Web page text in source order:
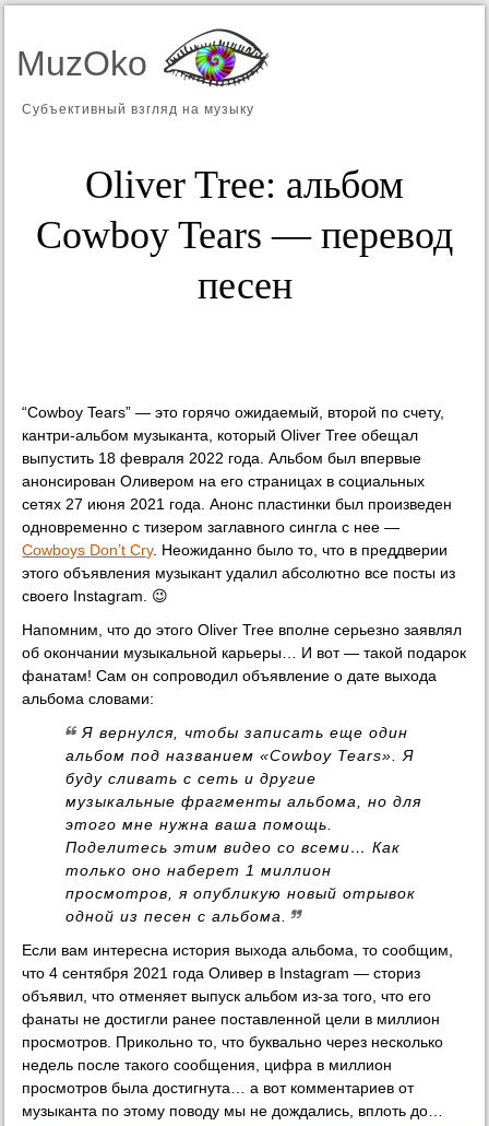
MuzOko
Субъективный взгляд на музыку
Oliver Tree: альбом
Cowboy Tears — перевод
песен
“Cowboy Tears” — это горячо ожидаемый, второй по счету,
кантри-альбом музыканта, который Oliver Tree обещал
выпустить 18 февраля 2022 года. Альбом был впервые
анонсирован Оливером на его страницах в социальных
сетях 27 июня 2021 года. Анонс пластинки был произведен
одновременно с тизером заглавного сингла с нее —
Cowboys Don’t Cry. Неожиданно было то, что в преддверии
этого объявления музыкант удалил абсолютно все посты из
своего Instagram. 😉
Напомним, что до этого Oliver Tree вполне серьезно заявлял
об окончании музыкальной карьеры… И вот — такой подарок
фанатам! Сам он сопроводил объявление о дате выхода
альбома словами:
Я вернулся, чтобы записать еще один
альбом под названием «Cowboy Tears». Я
буду сливать с сеть и другие
музыкальные фрагменты альбома, но для
этого мне нужна ваша помощь.
Поделитесь этим видео со всеми… Как
только оно наберет 1 миллион
просмотров, я опубликую новый отрывок
одной из песен с альбома.
Если вам интересна история выхода альбома, то сообщим,
что 4 сентября 2021 года Оливер в Instagram — сториз
объявил, что отменяет выпуск альбом из-за того, что его
фанаты не достигли ранее поставленной цели в миллион
просмотров. Прикольно то, что буквально через несколько
недель после такого сообщения, цифра в миллион
просмотров была достигнута… а вот комментариев от
музыканта по этому поводу мы не дождались, вплоть до…